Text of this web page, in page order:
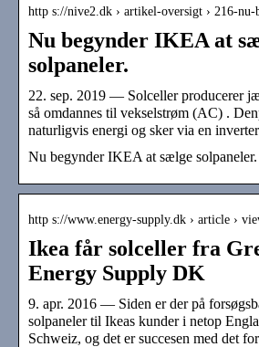
http s://nive2.dk › artikel-oversigt › 216-nu-
Nu begynder IKEA at
solpaneler.
22. sep. 2019 — Solceller producerer
så omdannes til vekselstrøm (AC) .
naturligvis energi og sker via en
Nu begynder IKEA at sælge solpaneler.
http s://www.energy-supply.dk › article ›
Ikea får solceller fra
Energy Supply DK
9. apr. 2016 — Siden er der på
solpaneler til Ikeas kunder i netop
Schweiz, og det er succesen med det